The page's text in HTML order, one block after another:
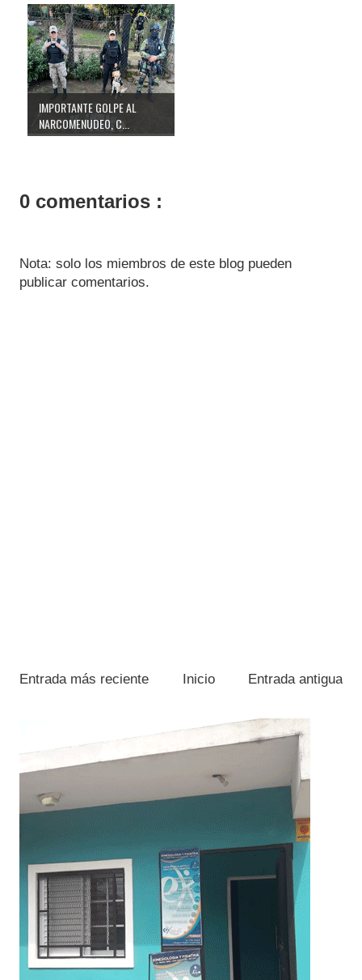
IMPORTANTE GOLPE AL
NARCOMENUDEO, C...
0 comentarios :
Nota: solo los miembros de este blog pueden
publicar comentarios.
Entrada más reciente Entrada antigua
Inicio